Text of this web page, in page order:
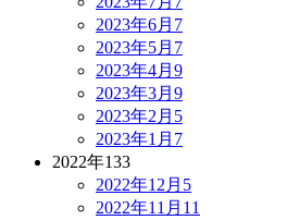
2023年6月 7
2023年5月 7
2023年4月 9
2023年3月 9
2023年2月 5
2023年1月 7
2022年133
2022年12月 5
2022年11月 11